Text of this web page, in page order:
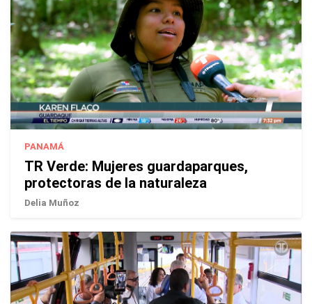
PANAMÁ
TR Verde: Mujeres guardaparques,
protectoras de la naturaleza
Delia Muñoz